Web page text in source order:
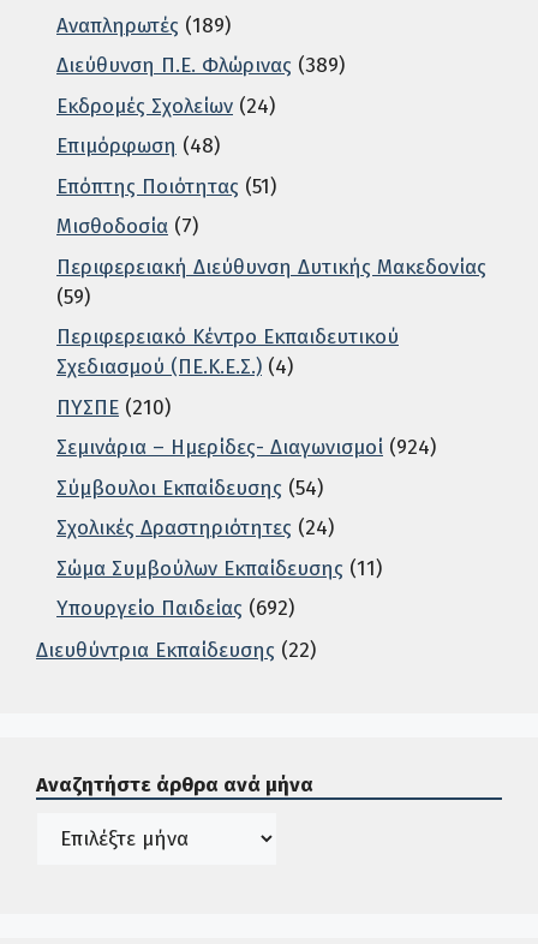
Αναπληρωτές (189)
Διεύθυνση Π.Ε. Φλώρινας (389)
Εκδρομές Σχολείων (24)
Επιμόρφωση (48)
Επόπτης Ποιότητας (51)
Μισθοδοσία (7)
Περιφερειακή Διεύθυνση Δυτικής Μακεδονίας
(59)
Περιφερειακό Κέντρο Εκπαιδευτικού
Σχεδιασμού (ΠΕ.Κ.Ε.Σ.) (4)
ΠΥΣΠΕ (210)
Σεμινάρια – Ημερίδες- Διαγωνισμοί (924)
Σύμβουλοι Εκπαίδευσης (54)
Σχολικές Δραστηριότητες (24)
Σώμα Συμβούλων Εκπαίδευσης (11)
Υπουργείο Παιδείας (692)
Διευθύντρια Εκπαίδευσης (22)
Αναζητήστε άρθρα ανά μήνα
Ιστορικό